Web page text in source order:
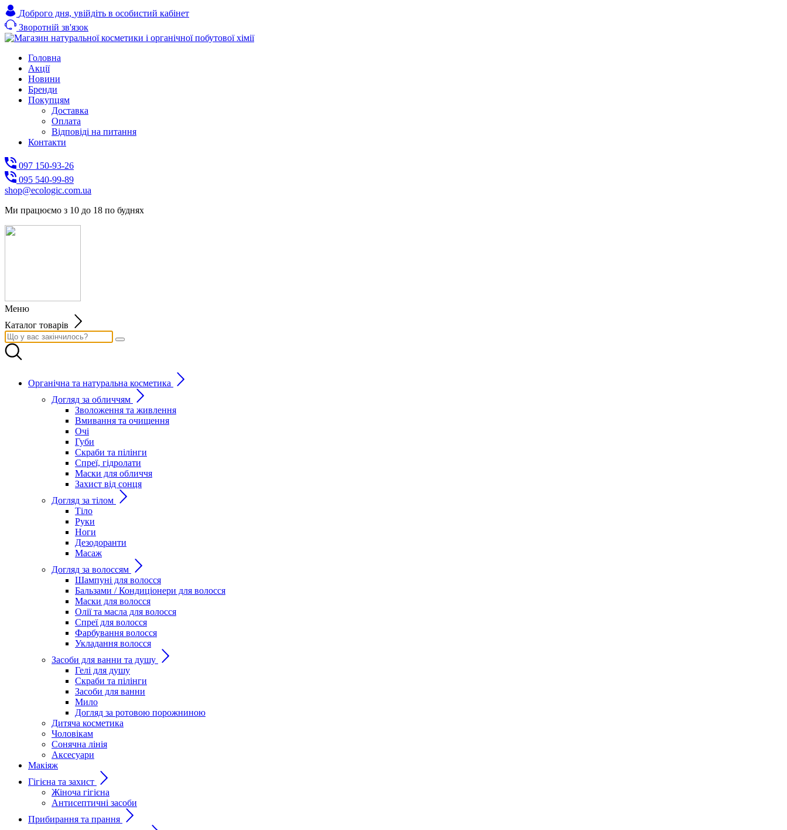
Доброго дня, увійдіть в особистий кабінет
Зворотній зв'язок
Головна
Акції
Новини
Бренди
Покупцям
Доставка
Оплата
Відповіді на питання
Контакти
097 150-93-26
095 540-99-89
shoр@ecologic.com.ua
Ми працюємо з 10 до 18 по буднях
Меню
Каталог товарів
Органічна та натуральна косметика
Догляд за обличчям
Зволоження та живлення
Вмивання та очищення
Очі
Губи
Скраби та пілінги
Спреї, гідролати
Маски для обличчя
Захист від сонця
Догляд за тілом
Тіло
Руки
Ноги
Дезодоранти
Масаж
Догляд за волоссям
Шампуні для волосся
Бальзами / Кондиціонери для волосся
Маски для волосся
Олії та масла для волосся
Спреї для волосся
Фарбування волосся
Укладання волосся
Засоби для ванни та душу
Гелі для душу
Скраби та пілінги
Засоби для ванни
Мило
Догляд за ротовою порожниною
Дитяча косметика
Чоловікам
Сонячна лінія
Аксесуари
Макіяж
Гігієна та захист
Жіноча гігієна
Антисептичні засоби
Прибирання та прання